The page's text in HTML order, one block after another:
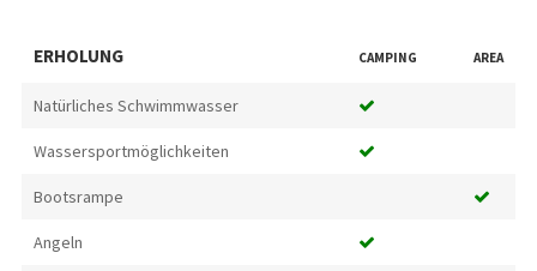
ERHOLUNG CAMPING AREA
Natürliches Schwimmwasser
Wassersportmöglichkeiten
Bootsrampe
Angeln